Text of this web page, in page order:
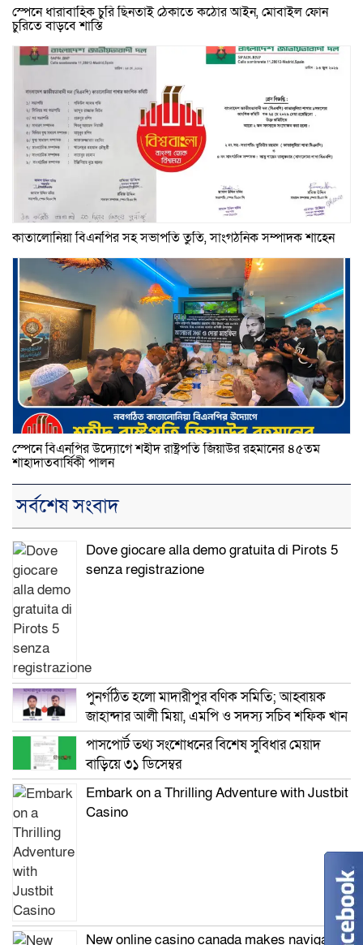
স্পেনে ধারাবাহিক চুরি ছিনতাই ঠেকাতে কঠোর আইন, মোবাইল ফোন
চুরিতে বাড়বে শাস্তি
কাতালোনিয়া বিএনপির সহ সভাপতি তুতি, সাংগঠনিক সম্পাদক শাহেন
স্পেনে বিএনপির উদ্যোগে শহীদ রাষ্ট্রপতি জিয়াউর রহমানের ৪৫তম
শাহাদাতবার্ষিকী পালন
সর্বশেষ সংবাদ
Dove giocare alla demo gratuita di Pirots 5
senza registrazione
পুনর্গঠিত হলো মাদারীপুর বণিক সমিতি; আহ্বায়ক
জাহান্দার আলী মিয়া, এমপি ও সদস্য সচিব শফিক খান
পাসপোর্ট তথ্য সংশোধনের বিশেষ সুবিধার মেয়াদ
বাড়িয়ে ৩১ ডিসেম্বর
Embark on a Thrilling Adventure with Justbit
Casino
New online casino canada makes navigation